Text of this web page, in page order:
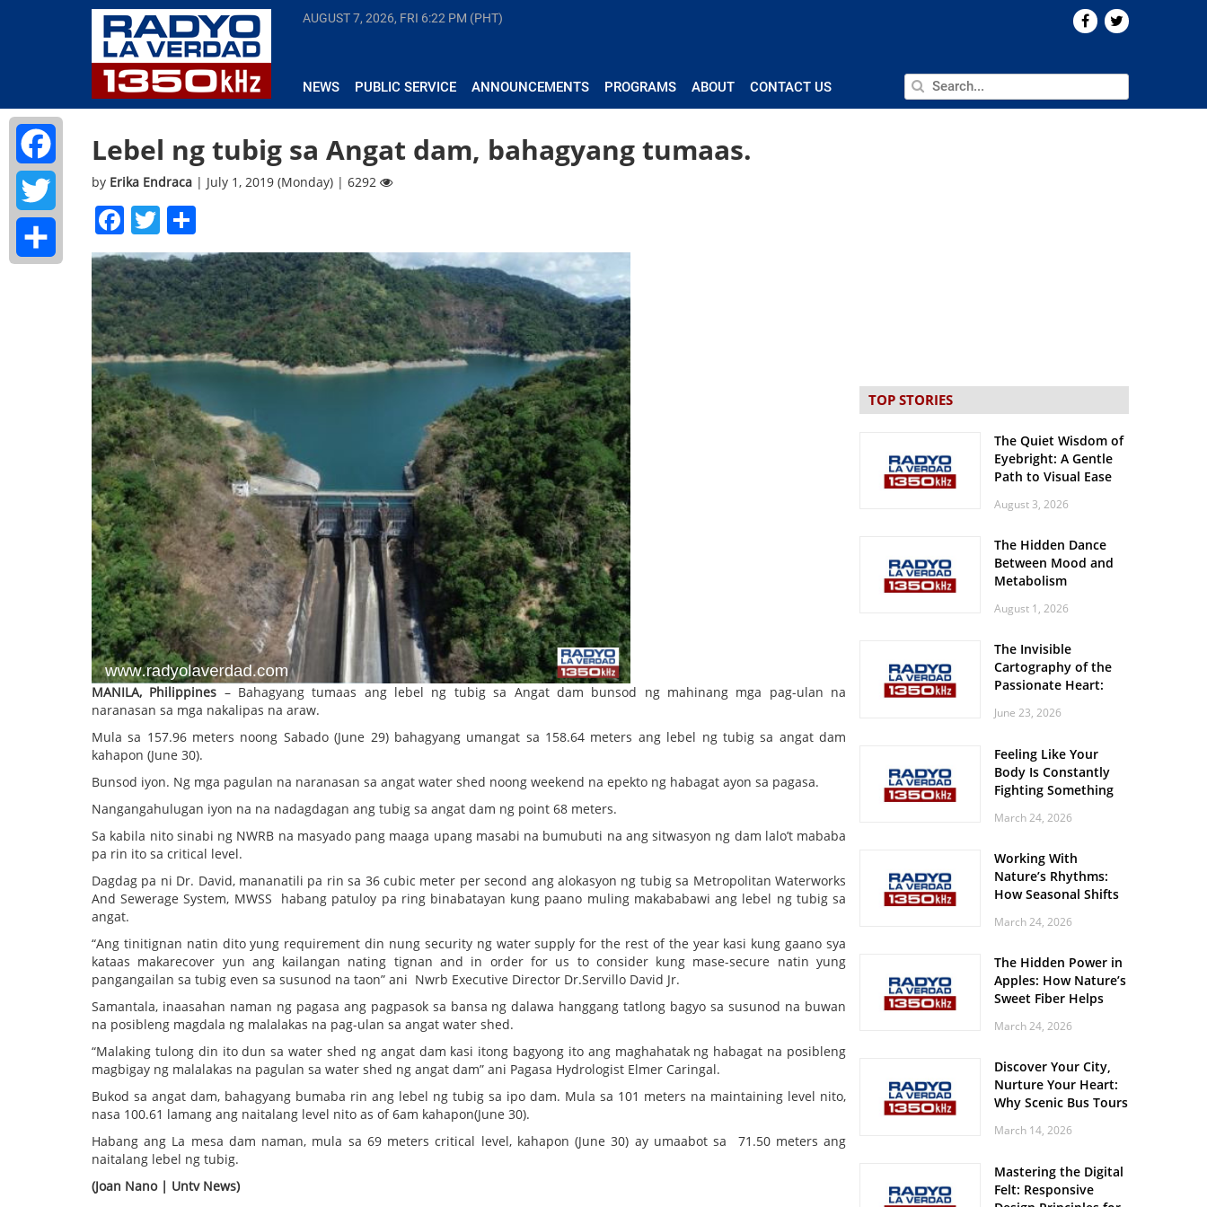
AUGUST 7, 2026, FRI 6:22 PM (PHT)
NEWS PUBLIC SERVICE ANNOUNCEMENTS PROGRAMS ABOUT CONTACT US
Lebel ng tubig sa Angat dam, bahagyang tumaas.
by Erika Endraca | July 1, 2019 (Monday) | 6292
Facebook
Twitter
MANILA, Philippines – Bahagyang tumaas ang lebel ng tubig sa Angat dam bunsod ng mahinang mga pag-ulan na
naranasan sa mga nakalipas na araw.
Mula sa 157.96 meters noong Sabado (June 29) bahagyang umangat sa 158.64 meters ang lebel ng tubig sa angat dam
kahapon (June 30).
Bunsod iyon. Ng mga pagulan na naranasan sa angat water shed noong weekend na epekto ng habagat ayon sa pagasa.
Nangangahulugan iyon na na nadagdagan ang tubig sa angat dam ng point 68 meters.
Sa kabila nito sinabi ng NWRB na masyado pang maaga upang masabi na bumubuti na ang sitwasyon ng dam lalo’t mababa
pa rin ito sa critical level.
Dagdag pa ni Dr. David, mananatili pa rin sa 36 cubic meter per second ang alokasyon ng tubig sa Metropolitan Waterworks
And Sewerage System, MWSS habang patuloy pa ring binabatayan kung paano muling makababawi ang lebel ng tubig sa
angat.
“Ang tinitignan natin dito yung requirement din nung security ng water supply for the rest of the year kasi kung gaano sya
kataas makarecover yun ang kailangan nating tignan and in order for us to consider kung mase-secure natin yung
pangangailan sa tubig even sa susunod na taon” ani Nwrb Executive Director Dr.Servillo David Jr.
Samantala, inaasahan naman ng pagasa ang pagpasok sa bansa ng dalawa hanggang tatlong bagyo sa susunod na buwan
na posibleng magdala ng malalakas na pag-ulan sa angat water shed.
“Malaking tulong din ito dun sa water shed ng angat dam kasi itong bagyong ito ang maghahatak ng habagat na posibleng
magbigay ng malalakas na pagulan sa water shed ng angat dam” ani Pagasa Hydrologist Elmer Caringal.
Bukod sa angat dam, bahagyang bumaba rin ang lebel ng tubig sa ipo dam. Mula sa 101 meters na maintaining level nito,
nasa 100.61 lamang ang naitalang level nito as of 6am kahapon(June 30).
Habang ang La mesa dam naman, mula sa 69 meters critical level, kahapon (June 30) ay umaabot sa 71.50 meters ang
naitalang lebel ng tubig.
(Joan Nano | Untv News)
TOP STORIES
The Quiet Wisdom of
Eyebright: A Gentle
Path to Visual Ease
August 3, 2026
The Hidden Dance
Between Mood and
Metabolism
August 1, 2026
The Invisible
Cartography of the
Passionate Heart:
Spatial Solitude in
Roaring Stadiums
June 23, 2026
Feeling Like Your
Body Is Constantly
Fighting Something
Body Might Be
March 24, 2026
Working With
Nature’s Rhythms:
How Seasonal Shifts
and Vitality
March 24, 2026
The Hidden Power in
Apples: How Nature’s
Sweet Fiber Helps
Steady and Smooth
March 24, 2026
Discover Your City,
Nurture Your Heart:
Why Scenic Bus Tours
Practice
March 14, 2026
Mastering the Digital
Felt: Responsive
Facebook
Twitter